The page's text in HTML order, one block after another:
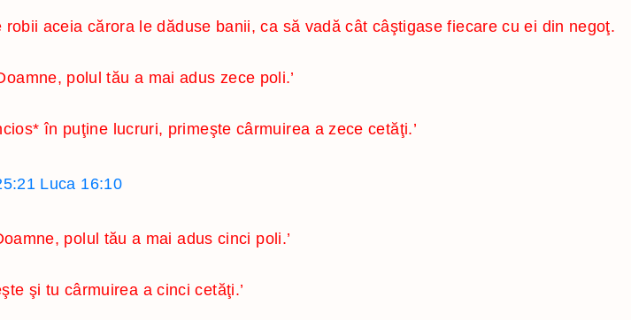
aceia cărora le dăduse banii, ca să vadă cât câştigase fiecare cu ei din negoţ.
polul tău a mai adus zece poli.’
* în puţine lucruri, primeşte cârmuirea a zece cetăţi.’
Luca 16:10
polul tău a mai adus cinci poli.’
şi tu cârmuirea a cinci cetăţi.’